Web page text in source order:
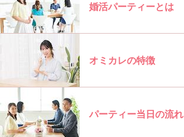
婚活パーティーとは
オミカレの特徴
パーティー当日の流れ